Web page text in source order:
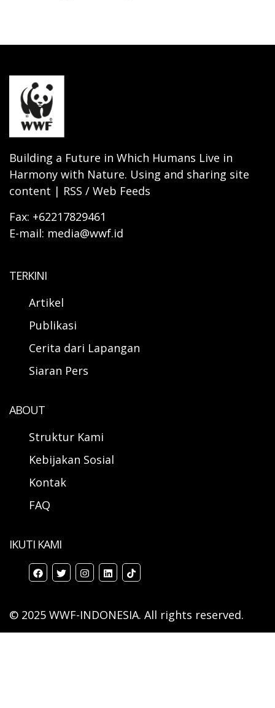
Building a Future in Which Humans Live in
Harmony with Nature. Using and sharing site
content | RSS / Web Feeds
Fax: +62217829461
E-mail: media@wwf.id
TERKINI
Artikel
Publikasi
Cerita dari Lapangan
Siaran Pers
ABOUT
Struktur Kami
Kebijakan Sosial
Kontak
FAQ
IKUTI KAMI
© 2025 WWF-INDONESIA. All rights reserved.